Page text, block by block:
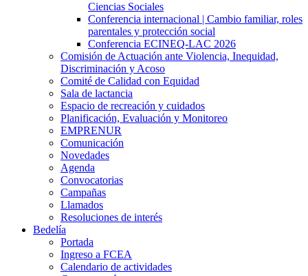
Ciencias Sociales
Conferencia internacional | Cambio familiar, roles
parentales y protección social
Conferencia ECINEQ-LAC 2026
Comisión de Actuación ante Violencia, Inequidad,
Discriminación y Acoso
Comité de Calidad con Equidad
Sala de lactancia
Espacio de recreación y cuidados
Planificación, Evaluación y Monitoreo
EMPRENUR
Comunicación
Novedades
Agenda
Convocatorias
Campañas
Llamados
Resoluciones de interés
Bedelía
Portada
Ingreso a FCEA
Calendario de actividades